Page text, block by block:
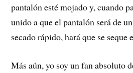
pantalón esté mojado y, cuando
unido a que el pantalón será de
secado rápido, hará que se seque
Más aún, yo soy un fan absoluto